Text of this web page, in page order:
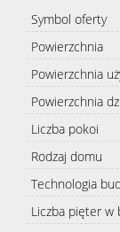
Symbol oferty
Powierzchnia
Powierzchnia
Powierzchnia
Liczba pokoi
Rodzaj domu
Technologia
Liczba pięter w